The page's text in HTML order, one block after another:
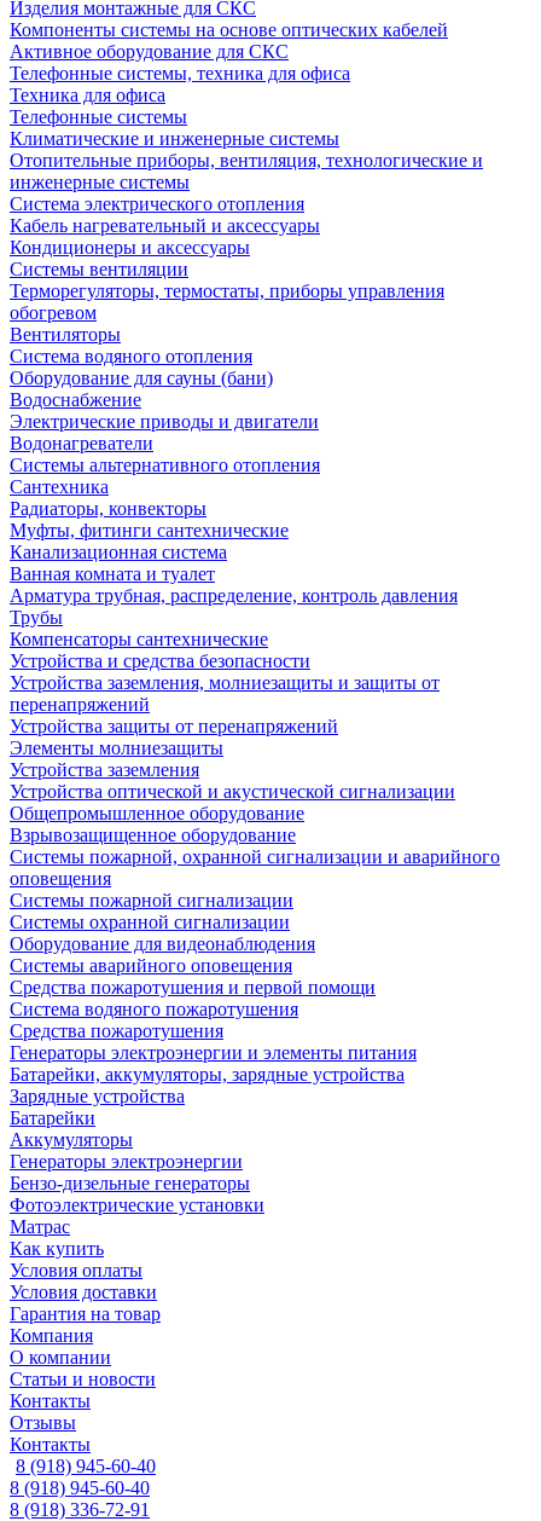
Изделия монтажные для СКС
Компоненты системы на основе оптических кабелей
Активное оборудование для СКС
Телефонные системы, техника для офиса
Техника для офиса
Телефонные системы
Климатические и инженерные системы
Отопительные приборы, вентиляция, технологические и
инженерные системы
Система электрического отопления
Кабель нагревательный и аксессуары
Кондиционеры и аксессуары
Системы вентиляции
Терморегуляторы, термостаты, приборы управления
обогревом
Вентиляторы
Система водяного отопления
Оборудование для сауны (бани)
Водоснабжение
Электрические приводы и двигатели
Водонагреватели
Системы альтернативного отопления
Сантехника
Радиаторы, конвекторы
Муфты, фитинги сантехнические
Канализационная система
Ванная комната и туалет
Арматура трубная, распределение, контроль давления
Трубы
Компенсаторы сантехнические
Устройства и средства безопасности
Устройства заземления, молниезащиты и защиты от
перенапряжений
Устройства защиты от перенапряжений
Элементы молниезащиты
Устройства заземления
Устройства оптической и акустической сигнализации
Общепромышленное оборудование
Взрывозащищенное оборудование
Системы пожарной, охранной сигнализации и аварийного
оповещения
Системы пожарной сигнализации
Системы охранной сигнализации
Оборудование для видеонаблюдения
Системы аварийного оповещения
Средства пожаротушения и первой помощи
Система водяного пожаротушения
Средства пожаротушения
Генераторы электроэнергии и элементы питания
Батарейки, аккумуляторы, зарядные устройства
Зарядные устройства
Батарейки
Аккумуляторы
Генераторы электроэнергии
Бензо-дизельные генераторы
Фотоэлектрические установки
Матрас
Как купить
Условия оплаты
Условия доставки
Гарантия на товар
Компания
О компании
Статьи и новости
Контакты
Отзывы
Контакты
8 (918) 945-60-40
8 (918) 945-60-40
8 (918) 336-72-91